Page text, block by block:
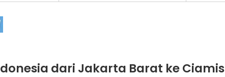
dari Jakarta Barat ke Ciamis